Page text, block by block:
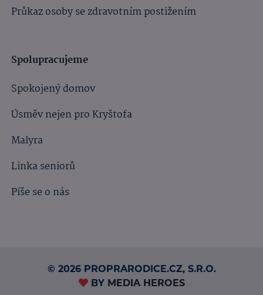
Průkaz osoby se zdravotním postižením
Spolupracujeme
Spokojený domov
Úsměv nejen pro Kryštofa
Malyra
Linka seniorů
Píše se o nás
© 2026 PROPRARODICE.CZ, S.R.O.
BY MEDIA HEROES